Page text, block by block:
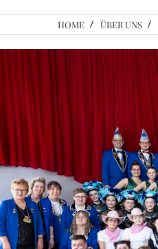
HOME ÜBER UNS